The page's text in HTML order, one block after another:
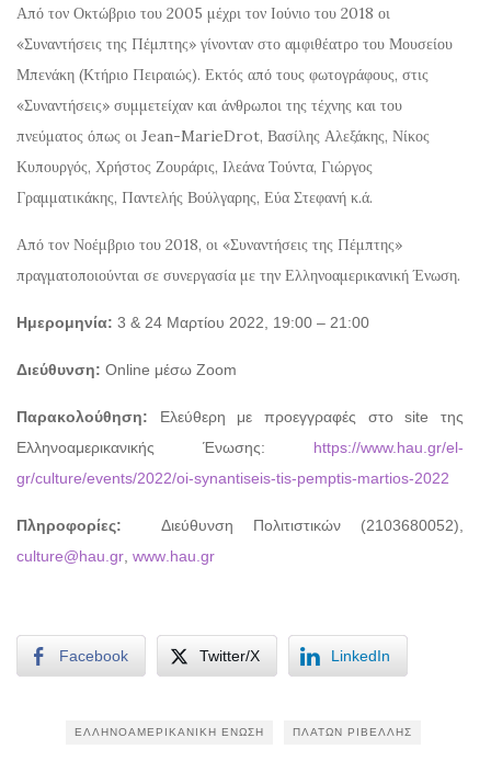
Από τον Οκτώβριο του 2005 μέχρι τον Ιούνιο του 2018 οι
«Συναντήσεις της Πέμπτης» γίνονταν στο αμφιθέατρο του Μουσείου
Μπενάκη (Κτήριο Πειραιώς). Εκτός από τους φωτογράφους, στις
«Συναντήσεις» συμμετείχαν και άνθρωποι της τέχνης και του
πνεύματος όπως οι Jean-MarieDrot, Βασίλης Αλεξάκης, Νίκος
Κυπουργός, Χρήστος Ζουράρις, Ιλεάνα Τούντα, Γιώργος
Γραμματικάκης, Παντελής Βούλγαρης, Εύα Στεφανή κ.ά.
Από τον Νοέμβριο του 2018, οι «Συναντήσεις της Πέμπτης»
πραγματοποιούνται σε συνεργασία με την Ελληνοαμερικανική Ένωση.
Ημερομηνία: 3 & 24 Μαρτίου 2022, 19:00 – 21:00
Διεύθυνση: Online μέσω Zoom
Παρακολούθηση: Eλεύθερη με προεγγραφές στο site της
Ελληνοαμερικανικής Ένωσης: https://www.hau.gr/el-
gr/culture/events/2022/oi-synantiseis-tis-pemptis-martios-2022
Πληροφορίες: Διεύθυνση Πολιτιστικών (2103680052),
culture@hau.gr, www.hau.gr
Facebook Twitter/X LinkedIn
ΕΛΛΗΝΟΑΜΕΡΙΚΑΝΙΚΉ ΈΝΩΣΗ ΠΛΆΤΩΝ ΡΙΒΈΛΛΗΣ